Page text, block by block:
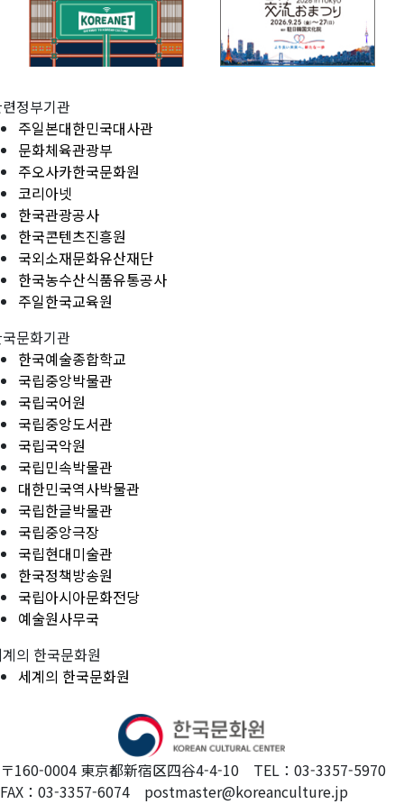
정부기관
주일본대한민국대사관
문화체육관광부
주오사카한국문화원
코리아넷
한국관광공사
한국콘텐츠진흥원
국외소재문화유산재단
한국농수산식품유통공사
주일한국교육원
문화기관
한국예술종합학교
국립중앙박물관
국립국어원
국립중앙도서관
국립국악원
국립민속박물관
대한민국역사박물관
국립한글박물관
국립중앙극장
국립현대미술관
한국정책방송원
국립아시아문화전당
예술원사무국
의 한국문화원
세계의 한국문화원
〒160-0004 東京都新宿区四谷4-4-10 TEL：03-3357-5970
FAX：03-3357-6074 postmaster@koreanculture.jp